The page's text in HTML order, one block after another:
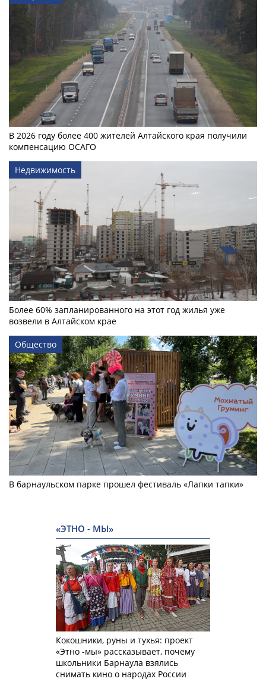
В 2026 году более 400 жителей Алтайского края получили
компенсацию ОСАГО
Недвижимость
Более 60% запланированного на этот год жилья уже
возвели в Алтайском крае
Общество
В барнаульском парке прошел фестиваль «Лапки тапки»
«ЭТНО - МЫ»
Кокошники, руны и тухья: проект
«Этно -мы» рассказывает, почему
школьники Барнаула взялись
снимать кино о народах России